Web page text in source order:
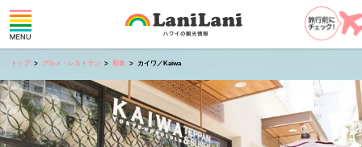
トップ グルメ・レストラン 和食 カイワ／Kaiwa